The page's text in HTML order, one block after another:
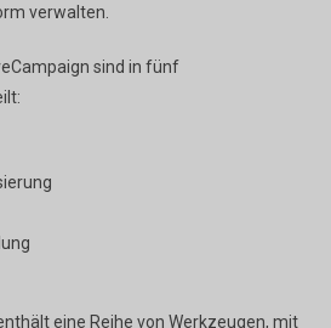
verwalten.
sind in fünf
eine Reihe von Werkzeugen, mit